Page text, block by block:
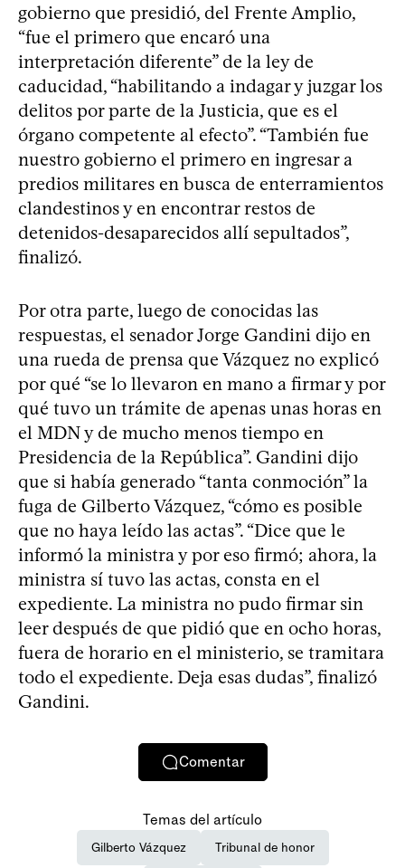
gobierno que presidió, del Frente Amplio,
“fue el primero que encaró una
interpretación diferente” de la ley de
caducidad, “habilitando a indagar y juzgar los
delitos por parte de la Justicia, que es el
órgano competente al efecto”. “También fue
nuestro gobierno el primero en ingresar a
predios militares en busca de enterramientos
clandestinos y en encontrar restos de
detenidos-desaparecidos allí sepultados”,
finalizó.
Por otra parte, luego de conocidas las
respuestas, el senador Jorge Gandini dijo en
una rueda de prensa que Vázquez no explicó
por qué “se lo llevaron en mano a firmar y por
qué tuvo un trámite de apenas unas horas en
el MDN y de mucho menos tiempo en
Presidencia de la República”. Gandini dijo
que si había generado “tanta conmoción” la
fuga de Gilberto Vázquez, “cómo es posible
que no haya leído las actas”. “Dice que le
informó la ministra y por eso firmó; ahora, la
ministra sí tuvo las actas, consta en el
expediente. La ministra no pudo firmar sin
leer después de que pidió que en ocho horas,
fuera de horario en el ministerio, se tramitara
todo el expediente. Deja esas dudas”, finalizó
Gandini.
Comentar
Temas del artículo
Gilberto Vázquez Tribunal de honor